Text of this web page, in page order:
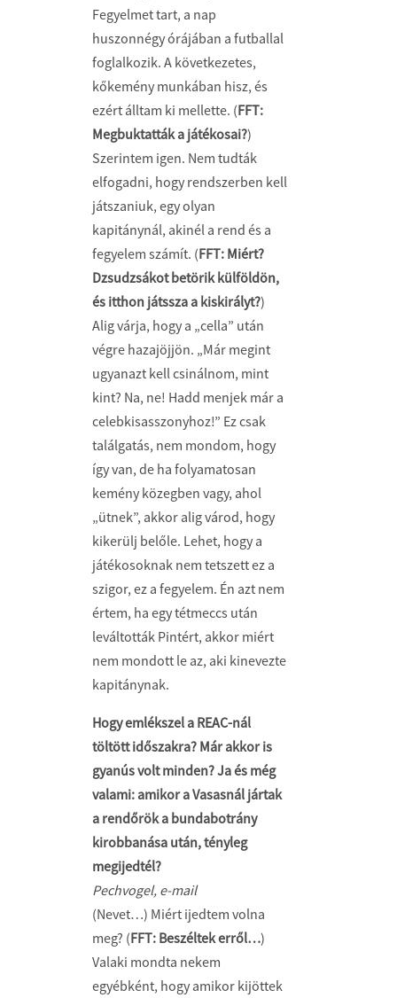
Fegyelmet tart, a nap
huszonnégy órájában a futballal
foglalkozik. A következetes,
kőkemény munkában hisz, és
ezért álltam ki mellette. (FFT:
Megbuktatták a játékosai?)
Szerintem igen. Nem tudták
elfogadni, hogy rendszerben kell
játszaniuk, egy olyan
kapitánynál, akinél a rend és a
fegyelem számít. (FFT: Miért?
Dzsudzsákot betörik külföldön,
és itthon játssza a kiskirályt?)
Alig várja, hogy a „cella” után
végre hazajöjjön. „Már megint
ugyanazt kell csinálnom, mint
kint? Na, ne! Hadd menjek már a
celebkisasszonyhoz!” Ez csak
találgatás, nem mondom, hogy
így van, de ha folyamatosan
kemény közegben vagy, ahol
„ütnek”, akkor alig várod, hogy
kikerülj belőle. Lehet, hogy a
játékosoknak nem tetszett ez a
szigor, ez a fegyelem. Én azt nem
értem, ha egy tétmeccs után
leváltották Pintért, akkor miért
nem mondott le az, aki kinevezte
kapitánynak.
Hogy emlékszel a REAC-nál
töltött időszakra? Már akkor is
gyanús volt minden? Ja és még
valami: amikor a Vasasnál jártak
a rendőrök a bundabotrány
kirobbanása után, tényleg
megijedtél?
Pechvogel, e-mail
(Nevet…) Miért ijedtem volna
meg? (FFT: Beszéltek erről…)
Valaki mondta nekem
egyébként, hogy amikor kijöttek